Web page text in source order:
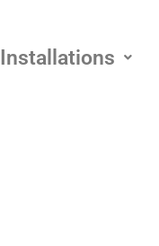
Installations